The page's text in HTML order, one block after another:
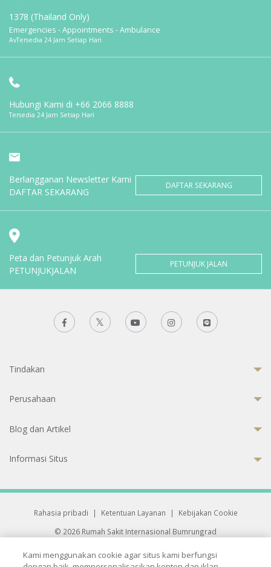
1378 (Thailand Only)
Emergencies - Appointments - Ambulance
AvTersedia 24 Jam Setiap Hari
Hubungi Kami di +66 2066 8888
Tersedia 24 Jam Setiap Hari
Berlangganan Newsletter Kami
DAFTAR SEKARANG
DAFTAR SEKARANG
Peta dan Petunjuk Arah
PETUNJUKJALAN
PETUNJUK JALAN
Tindakan
Perusahaan
Blog dan Artikel
Informasi Situs
Rahasia pribadi | Ketentuan Layanan |
Kebijakan Cookie
© 2026 Rumah Sakit Internasional Bumrungrad
33 Sukhumvit 3, Wattana, Bangkok 10110 Thailand.
Kami menggunakan cookie agar situs kami berfungsi